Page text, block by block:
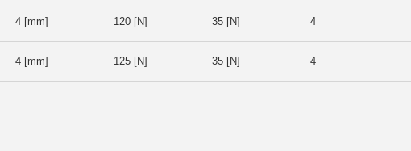
4 [mm] 120 [N] 35 [N] 4
4 [mm] 125 [N] 35 [N] 4